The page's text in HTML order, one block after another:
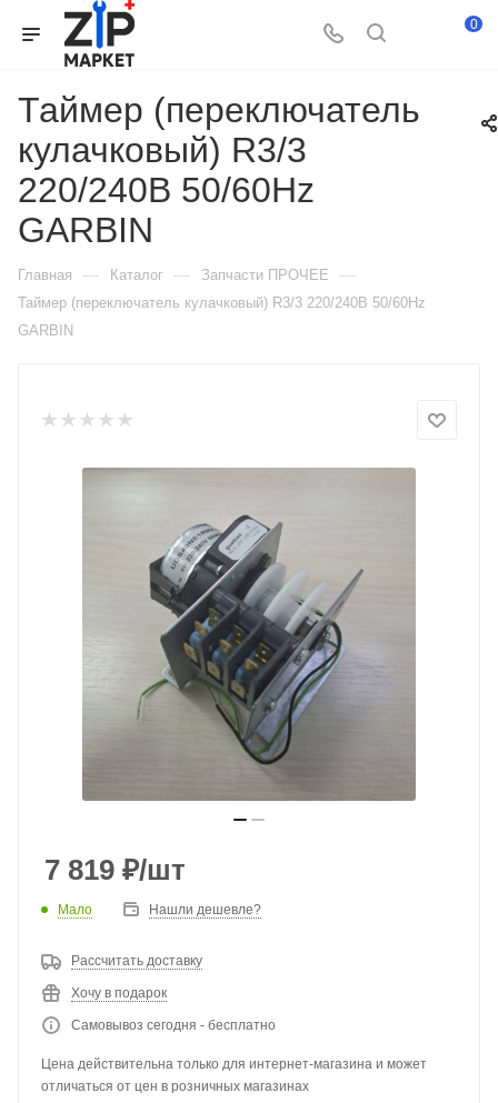
0
Таймер (переключатель
кулачковый) R3/3
220/240В 50/60Hz
GARBIN
Главная — Каталог — Запчасти ПРОЧЕЕ —
Таймер (переключатель кулачковый) R3/3 220/240В 50/60Hz
GARBIN
7 819 ₽/шт
Мало Нашли дешевле?
Рассчитать доставку
Хочу в подарок
Самовывоз сегодня - бесплатно
Цена действительна только для интернет-магазина и может
отличаться от цен в розничных магазинах